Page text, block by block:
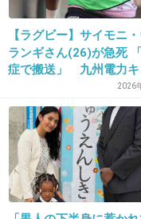
えっ！ ジャニー
か？ えっ、何人？
21. 匿名2014/03/26(水) 16:05:14
こいつが叩かれないのはおかし
最高裁にセクハラしたと認定さ
セクハラといえば柔らかいが
仮に秋元がＡＫＢメンバーに
【ラグビー】サイモニ
ランギさん(26)が急死
症で搬送」 九州電力キ
デンヴォルテクスで練
2026